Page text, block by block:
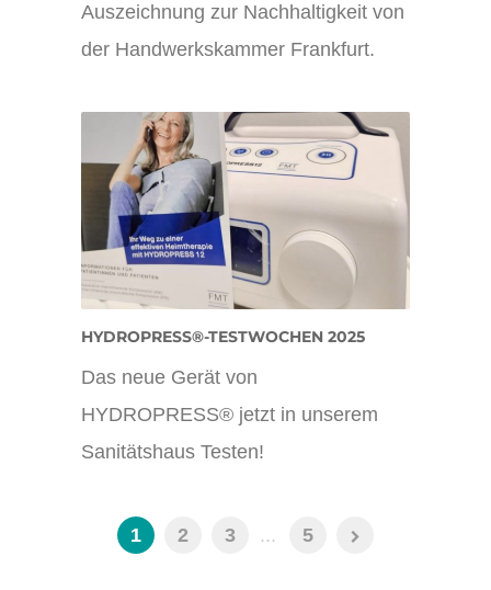
Auszeichnung zur Nachhaltigkeit von
der Handwerkskammer Frankfurt.
HYDROPRESS®-TESTWOCHEN 2025
Das neue Gerät von
HYDROPRESS® jetzt in unserem
Sanitätshaus Testen!
1 2 3 ... 5